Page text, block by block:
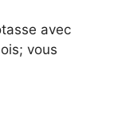
avec
vous